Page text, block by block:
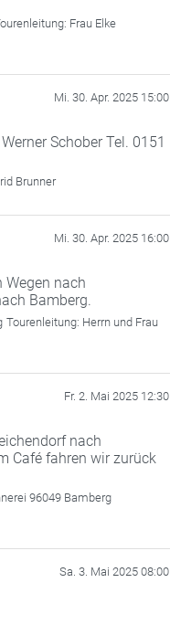
Frau Elke
Mi. 30. Apr. 2025 15:00
Schober Tel. 0151
Brunner
Mi. 30. Apr. 2025 16:00
Wegen nach
Bamberg.
Tourenleitung: Herrn und Frau
Fr. 2. Mai 2025 12:30
nach
Café fahren wir zurück
96049 Bamberg
Sa. 3. Mai 2025 08:00